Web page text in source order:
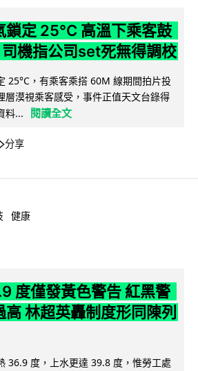
鎖定 25°C 高溫下乘客鼓
機指公司set死無得調校
25°C，有乘客乘搭 60M 線期間拍片投
層漠視乘客感受，事件正值天文台錄得
料...
閱讀全文
分享
健康
度僅發黃色警告 紅黑警
林超英轟制度形同陳列
36.9 度，上水更達 39.8 度，惟勞工處